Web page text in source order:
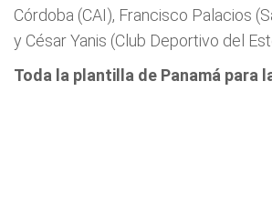
Córdoba (CAI), Francisco Palacios
y César Yanis (Club Deportivo del
Toda la plantilla de Panamá para